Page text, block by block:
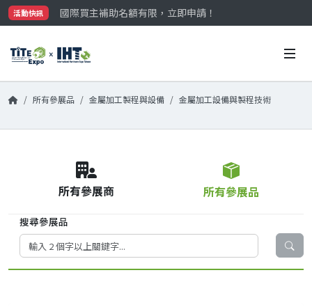
活動快訊
國際買主補助名額有限，立即申請！
參觀門票開放申請中‼️
國際買主補助名額有限，立即申請！
所有參展品 金屬加工製程與設備 金屬加工設備與製程技術
所有參展商 所有參展品
搜尋參展品